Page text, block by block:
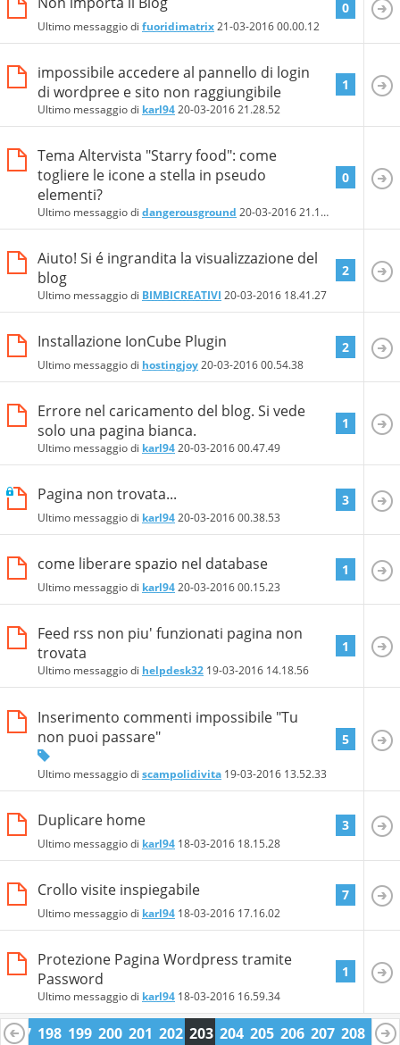
Ultimo messaggio di fuoridimatrix21-03-201600.00.12
0
impossibile accedere al pannello di login
di wordpree e sito non raggiungibile
Ultimo messaggio di karl9420-03-201621.28.52
1
Tema Altervista "Starry food": come
togliere le icone a stella in pseudo
elementi?
Ultimo messaggio di dangerousground 20-03-201621.11.28
0
Aiuto! Si é ingrandita la visualizzazione del
blog
Ultimo messaggio di BIMBICREATIVI 20-03-2016 18.41.27
2
Installazione IonCube Plugin
Ultimo messaggio di hostingjoy20-03-201600.54.38
2
Errore nel caricamento del blog. Si vede
solo una pagina bianca.
Ultimo messaggio di karl9420-03-201600.47.49
1
Pagina non trovata...
Ultimo messaggio di karl9420-03-201600.38.53
3
come liberare spazio nel database
Ultimo messaggio di karl9420-03-201600.15.23
1
Feed rss non piu' funzionati pagina non
trovata
Ultimo messaggio di helpdesk32 19-03-2016 14.18.56
1
Inserimento commenti impossibile "Tu
non puoi passare"
Ultimo messaggio di scampolidivita 19-03-2016 13.52.33
5
Duplicare home
Ultimo messaggio di karl94 18-03-2016 18.15.28
3
Crollo visite inspiegabile
Ultimo messaggio di karl94 18-03-2016 17.16.02
7
Protezione Pagina Wordpress tramite
Password
Ultimo messaggio di karl94 18-03-2016 16.59.34
1
197 198 199 200 201 202 203 204 205 206 207 208 209